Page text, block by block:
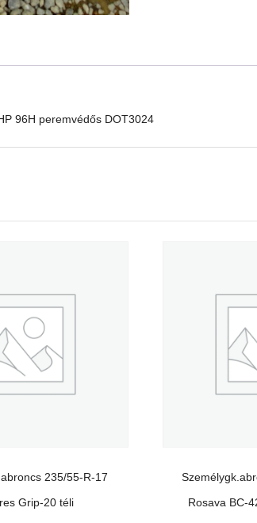
96H peremvédős DOT3024
235/55-R-17
Grip-20 téli
Rosava BC-